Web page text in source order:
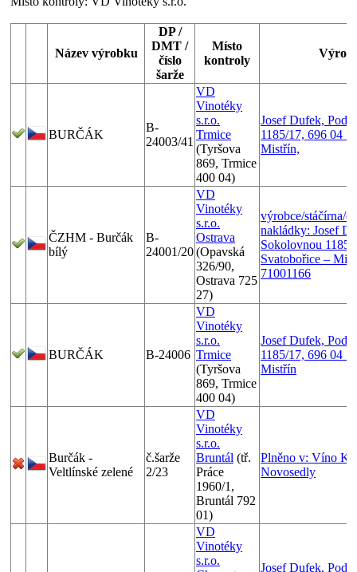
Název výrobku
DP /
DMT /
číslo
šarže
Místo
kontroly
BURČÁK
B-
24003/41
VD
Vinotéky
s.r.o.
Trmice
(Tyršova
869, Trmice
400 04)
Josef Dufek, Pod
1185/17, 696 04
Mistřín,
ČZHM - Burčák
bílý
B-
24001/20
VD
Vinotéky
s.r.o.
Ostrava
(Opavská
326/90,
Ostrava 725
27)
výrobce/stáčírna/
nakládky: Josef
Sokolovnou 1185/
Svatobořice –
71001166
BURČÁK B-24006
VD
Vinotéky
s.r.o.
Trmice
(Tyršova
869, Trmice
400 04)
Josef Dufek, Pod
1185/17, 696 04
Mistřín
Burčák -
Veltlínské zelené
č.šarže
2/23
VD
Vinotéky
s.r.o.
Bruntál (tř.
Práce
1960/1,
Bruntál 792
01)
Plněno v: Víno
Novosedly
VD
Vinotéky
s.r.o.
Josef Dufek, Pod